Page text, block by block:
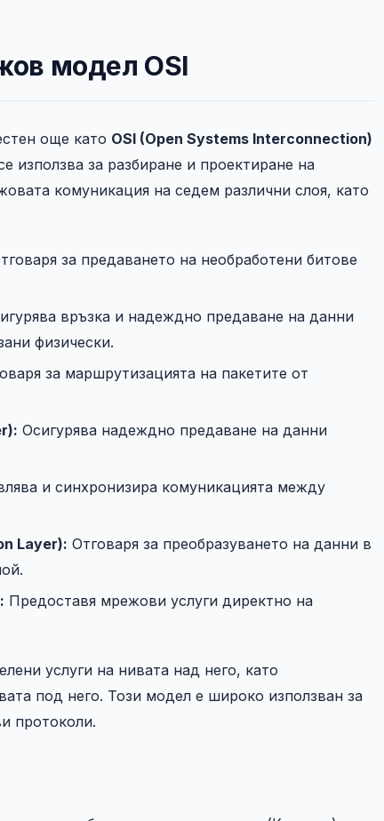
модел OSI
още като OSI (Open Systems Interconnection)
използва за разбиране и проектиране на
комуникация на седем различни слоя, като
за предаването на необработени битове
връзка и надеждно предаване на данни
физически.
за маршрутизацията на пакетите от
Осигурява надеждно предаване на данни
и синхронизира комуникацията между
Layer): Отговаря за преобразуването на данни в
Предоставя мрежови услуги директно на
услуги на нивата над него, като
под него. Този модел е широко използван за
протоколи.